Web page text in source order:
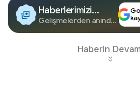
Haberlerimizi
Google'da Takip
Edin
Gelişmelerden anında
Haberin